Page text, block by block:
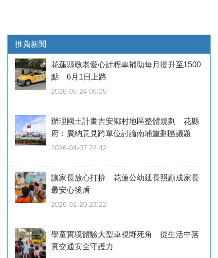
推薦新聞
花蓮縣敬老愛心計程車補助每月提升至1500
點 6月1日上路
2026-05-24 06:25
辦理國土計畫吉安鄉村地區整體規劃 花縣
府：廣納意見跨單位討論南埔重劃區議題
2026-04-07 22:42
讓家長放心打拚 花蓮公幼延長照顧成家長
最安心後盾
2026-01-20 23:22
學童實境體驗大型車視野死角 從生活中落
實交通安全守護力